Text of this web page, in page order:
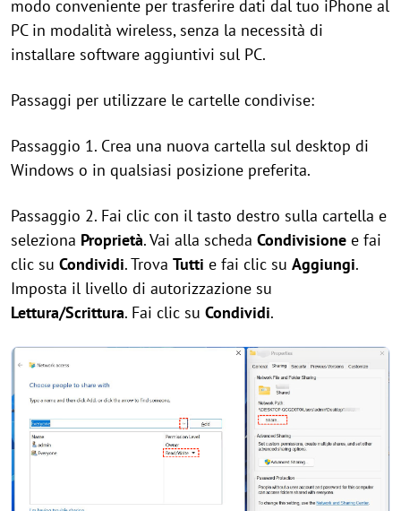
modo conveniente per trasferire dati dal tuo iPhone al
PC in modalità wireless, senza la necessità di
installare software aggiuntivi sul PC.
Passaggi per utilizzare le cartelle condivise:
Passaggio 1. Crea una nuova cartella sul desktop di
Windows o in qualsiasi posizione preferita.
Passaggio 2. Fai clic con il tasto destro sulla cartella e
seleziona Proprietà. Vai alla scheda Condivisione e fai
clic su Condividi. Trova Tutti e fai clic su Aggiungi.
Imposta il livello di autorizzazione su
Lettura/Scrittura. Fai clic su Condividi.